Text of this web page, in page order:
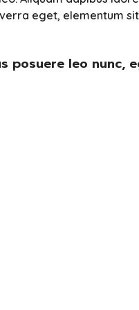
eget, elementum
posuere leo nunc,